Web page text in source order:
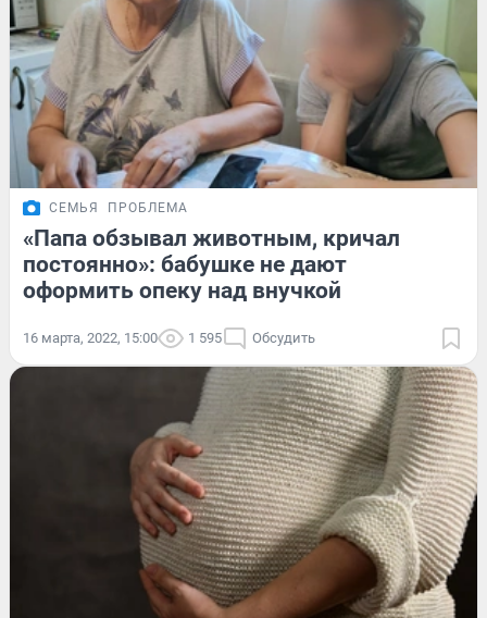
СЕМЬЯ ПРОБЛЕМА
«Папа обзывал животным, кричал
постоянно»: бабушке не дают
оформить опеку над внучкой
16 марта, 2022, 15:00 1 595 Обсудить